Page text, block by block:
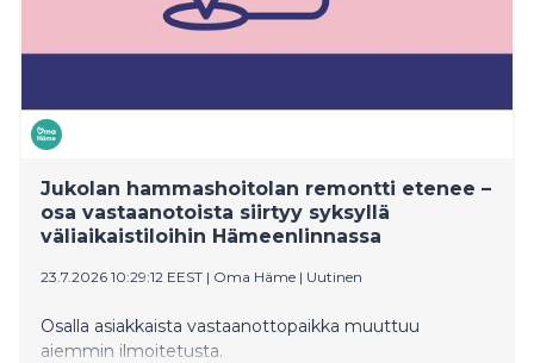
Jukolan hammashoitolan remontti etenee –
osa vastaanotoista siirtyy syksyllä
väliaikaistiloihin Hämeenlinnassa
23.7.2026 10:29:12 EEST | Oma Häme | Uutinen
Osalla asiakkaista vastaanottopaikka muuttuu
aiemmin ilmoitetusta.